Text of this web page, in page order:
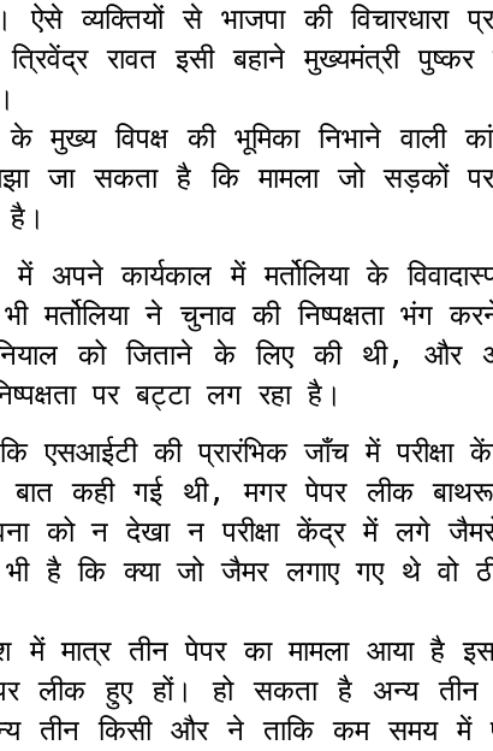
व्यक्तियों से भाजपा की विचारधारा
रावत इसी बहाने मुख्यमंत्री पुष्कर
के मुख्य विपक्ष की भूमिका निभाने वाली
जा सकता है कि मामला जो सड़कों
है।
में अपने कार्यकाल में मर्तोलिया के
मर्तोलिया ने चुनाव की निष्पक्षता भंग
को जिताने के लिए की थी,
पर बट्टा लग रहा है।
एसआईटी की प्रारंभिक जाँच में परीक्षा
कही गई थी, मगर पेपर लीक
को न देखा न परीक्षा केंद्र में लगे
है कि क्या जो जैमर लगाए गए थे वो
में मात्र तीन पेपर का मामला आया है
लीक हुए हों। हो सकता है अन्य
तीन किसी और ने ताकि कम समय में